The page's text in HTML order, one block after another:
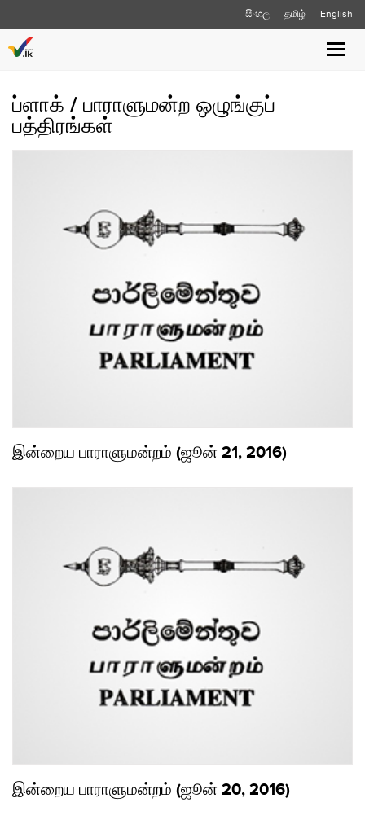
සිංහල தமிழ் English
Toggle
ப்ளாக் / பாராளுமன்ற ஒழுங்குப்
பத்திரங்கள்
இன்றைய பாராளுமன்றம் (ஜூன் 21, 2016)
இன்றைய பாராளுமன்றம் (ஜூன் 20, 2016)